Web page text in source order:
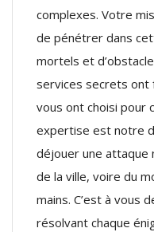
complexes. Votre
de pénétrer dans
mortels et
services secrets ont
vous ont choisi pour
expertise est notre
déjouer une attaque
de la ville, voire du
mains. C’est à vous
résolvant chaque